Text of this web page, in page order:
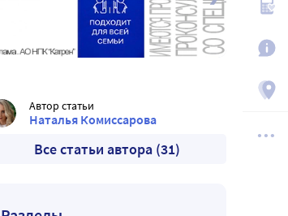
Автор статьи
Наталья Комиссарова
Все статьи автора (31)